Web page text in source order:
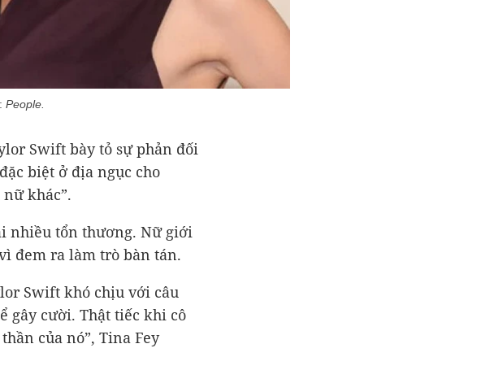
People.
Swift bày tỏ sự phản đối
biệt ở địa ngục cho
khác”.
nhiều tổn thương. Nữ giới
đem ra làm trò bàn tán.
Swift khó chịu với câu
gây cười. Thật tiếc khi cô
của nó”, Tina Fey